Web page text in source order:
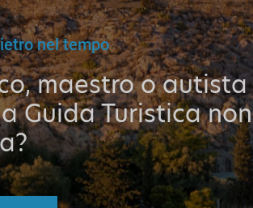
nel tempo
maestro o autista
Guida Turistica non